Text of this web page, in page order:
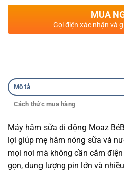
MUA
Gọi điện xác nhận và
Mô tả
Cách thức mua hàng
Máy hâm sữa di động Moaz
lợi giúp mẹ hâm nóng sữa và
mọi nơi mà không cần cắm
gọn, dung lượng pin lớn và